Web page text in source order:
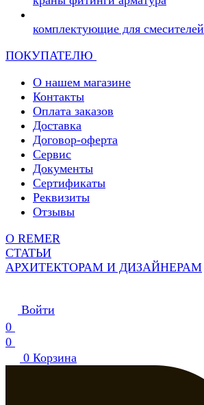
комплектующие для смесителей
ПОКУПАТЕЛЮ
О нашем магазине
Контакты
Оплата заказов
Доставка
Договор-оферта
Сервис
Документы
Сертификаты
Реквизиты
Отзывы
О REMER
СТАТЬИ
АРХИТЕКТОРАМ И ДИЗАЙНЕРАМ
Войти
0
0
0 Корзина